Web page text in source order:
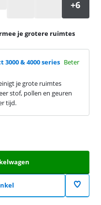
je grotere ruimtes
& 4000 series Beter
je grote ruimtes
stof, pollen en geuren
tijd.